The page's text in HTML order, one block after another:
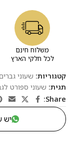
משלוח חינם
לכל חלקי הארץ
קטגוריות: שעוני
תגית: שעוני ספורט
Share:
יש